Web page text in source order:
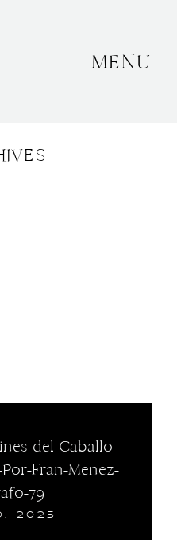
MENU
del-Caballo-
Fran-Menez-
79
2025